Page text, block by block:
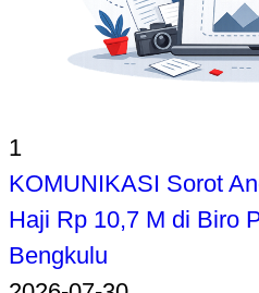
1
KOMUNIKASI Sorot
Haji Rp 10,7 M di Biro
Bengkulu